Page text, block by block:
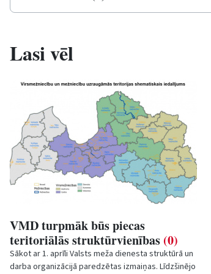
Lasi vēl
VMD turpmāk būs piecas
teritoriālās struktūrvienības (0)
Sākot ar 1. aprīli Valsts meža dienesta struktūrā un
darba organizācijā paredzētas izmaiņas. Līdzšinējo